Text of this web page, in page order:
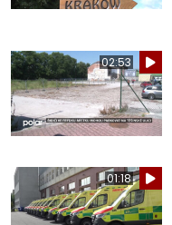
02:53
01:18